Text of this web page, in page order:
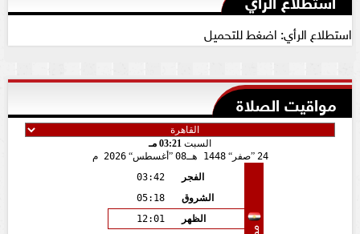
استطلاع الرأي: اضغط للتحميل
مواقيت الصلاة
السبت 03:21 مـ
24
صفر 1448 هـ 08 أغسطس 2026 م
الفجر
03:42
الشروق
05:18
الظهر
12:01